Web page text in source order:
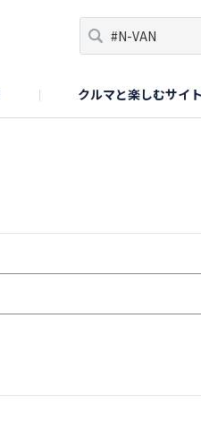
クルマと楽しむサイト